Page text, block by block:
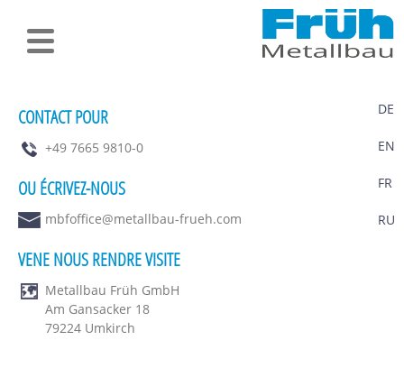
DE
EN
FR
RU
CONTACT POUR
+49 7665 9810-0
OU ÉCRIVEZ-NOUS
mbfoffice@metallbau-frueh.com
VENE NOUS RENDRE VISITE
Metallbau Früh GmbH
Am Gansacker 18
79224 Umkirch